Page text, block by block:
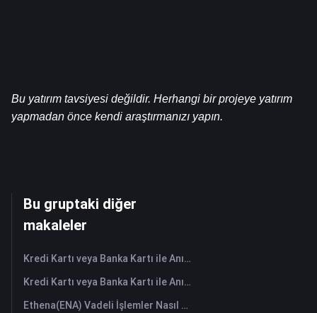
Bu yatırım tavsiyesi değildir. Herhangi bir projeye yatırım
yapmadan önce kendi araştırmanızı yapın.
Bu gruptaki diğer
makaleler
Kredi Kartı veya Banka Kartı ile Anında HANePlatform (HANEP) Satın Alın
Kredi Kartı veya Banka Kartı ile Anında Cropto Wheat Token (CROW) Satın Alın
Ethena(ENA) Vadeli İşlemler Nasıl Yapılır: Yeni Başlayanlar İçin Kapsamlı Bir Rehber